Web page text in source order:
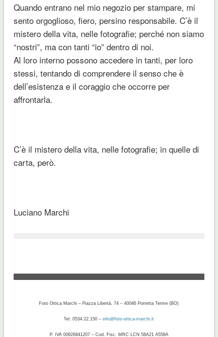
Quando entrano nel mio negozio per stampare, mi
sento orgoglioso, fiero, persino responsabile. C’è il
mistero della vita, nelle fotografie; perché non siamo
“nostri”, ma con tanti “io” dentro di noi.
Al loro interno possono accedere in tanti, per loro
stessi, tentando di comprendere il senso che è
dell’esistenza e il coraggio che occorre per
affrontarla.
C’è il mistero della vita, nelle fotografie; in quelle di
carta, però.
Luciano Marchi
Foto Ottica Marchi – Piazza Libertà, 74 – 40046 Porretta Terme (BO)
Tel. 0534.22.150 –info@foto-ottica-marchi.it
P. IVA 00826841207 – Cod. Fisc. MRC LCN 58A21 A558A